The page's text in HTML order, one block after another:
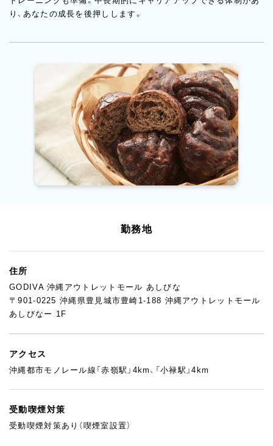
り、あなたの成長を後押しします。
勤務地
住所
GODIVA 沖縄アウトレットモール あしびな
〒901-0225 沖縄県豊見城市豊崎1-188 沖縄アウトレットモール
あしびなー 1F
アクセス
沖縄都市モノレール線「赤嶺駅」4km、「小禄駅」4km
受動喫煙対策
受動喫煙対策あり（喫煙室設置）